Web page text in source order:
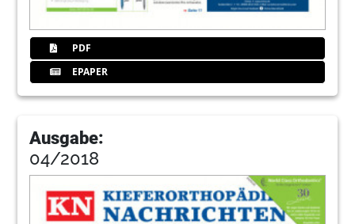
PDF
EPAPER
Ausgabe:
04/2018